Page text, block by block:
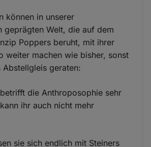
können in unserer
geprägten Welt, die auf dem
Poppers beruht, mit ihrer
weiter machen wie bisher, sonst
geraten:
die Anthroposophie sehr
ihr auch nicht mehr
sie sich endlich mit Steiners